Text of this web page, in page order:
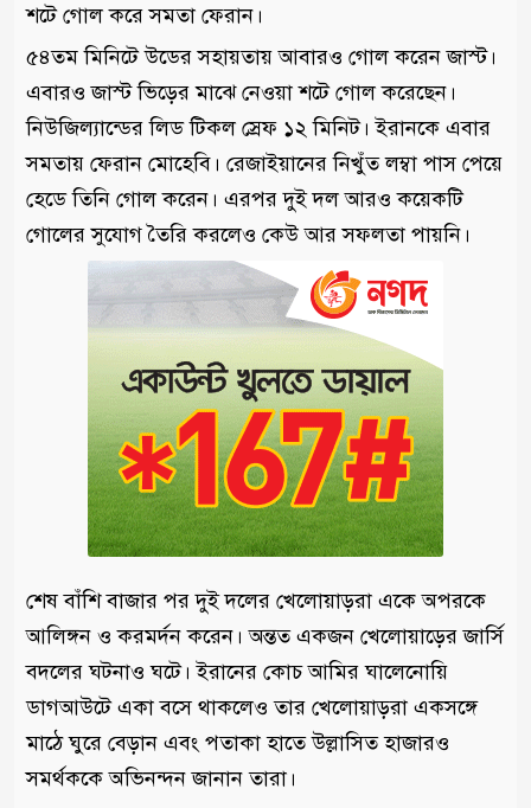
শটে গোল করে সমতা ফেরান।
৫৪তম মিনিটে উডের সহায়তায় আবারও গোল করেন জাস্ট।
এবারও জাস্ট ভিড়ের মাঝে নেওয়া শটে গোল করেছেন।
নিউজিল্যান্ডের লিড টিকল স্রেফ ১২ মিনিট। ইরানকে এবার
সমতায় ফেরান মোহেবি। রেজাইয়ানের নিখুঁত লম্বা পাস পেয়ে
হেডে তিনি গোল করেন। এরপর দুই দল আরও কয়েকটি
গোলের সুযোগ তৈরি করলেও কেউ আর সফলতা পায়নি।
শেষ বাঁশি বাজার পর দুই দলের খেলোয়াড়রা একে অপরকে
আলিঙ্গন ও করমর্দন করেন। অন্তত একজন খেলোয়াড়ের জার্সি
বদলের ঘটনাও ঘটে। ইরানের কোচ আমির ঘালেনোয়ি
ডাগআউটে একা বসে থাকলেও তার খেলোয়াড়রা একসঙ্গে
মাঠে ঘুরে বেড়ান এবং পতাকা হাতে উল্লাসিত হাজারও
সমর্থককে অভিনন্দন জানান তারা।